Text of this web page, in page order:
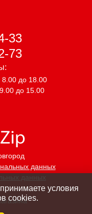
данных
данных
33
73
8.00 до 18.00
до 15.00
условия
cookies.